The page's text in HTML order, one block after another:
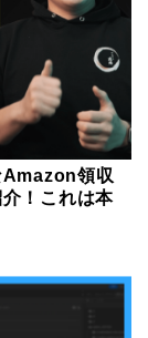
Amazon領収
！これは本